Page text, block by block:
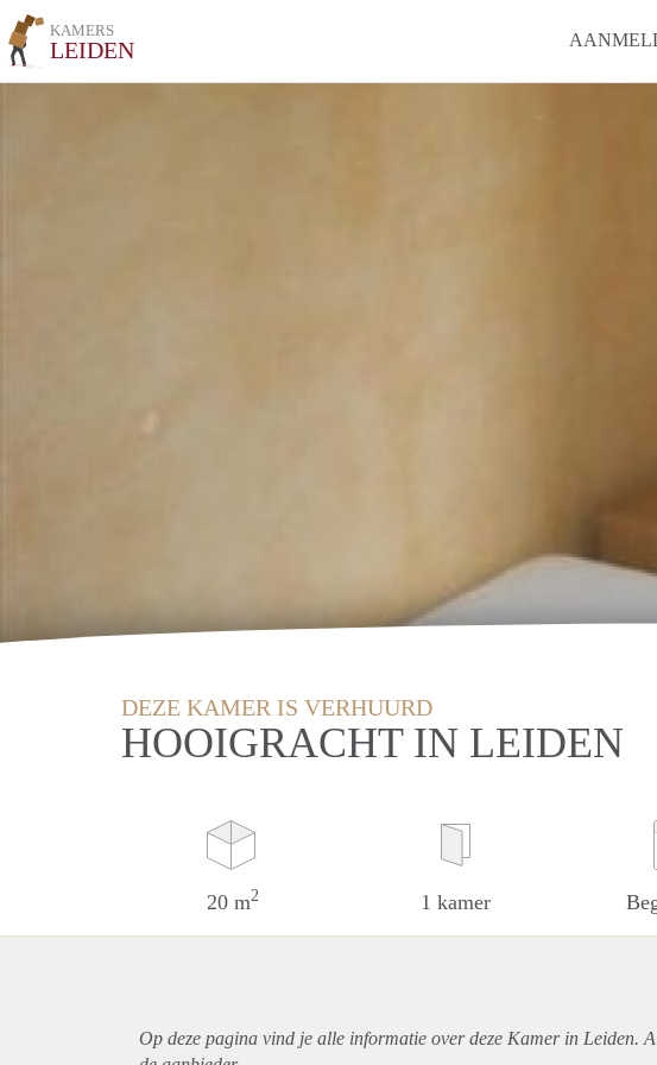
KAMERS
LEIDEN
DEZE KAMER IS VERHUURD
HOOIGRACHT IN LEIDEN
20 m2 1 kamer
Op deze pagina vind je alle informatie over deze Kamer in Leiden.